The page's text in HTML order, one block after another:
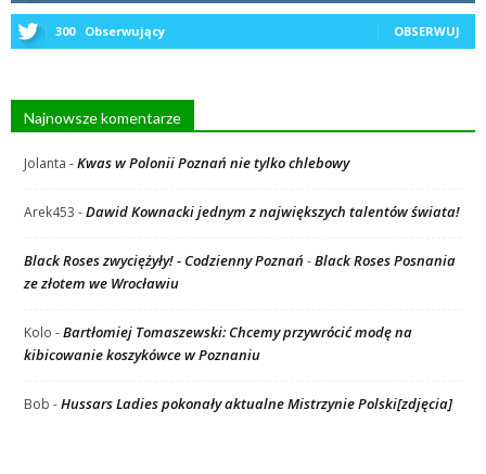
300 Obserwujący OBSERWUJ
Najnowsze komentarze
Jolanta -Kwas w Polonii Poznań nie tylko chlebowy
Arek453 -Dawid Kownacki jednym z największych talentów świata!
Black Roses zwyciężyły! - Codzienny Poznań -Black Roses Posnania
ze złotem we Wrocławiu
Kolo -Bartłomiej Tomaszewski: Chcemy przywrócić modę na
kibicowanie koszykówce w Poznaniu
Bob -Hussars Ladies pokonały aktualne Mistrzynie Polski[zdjęcia]